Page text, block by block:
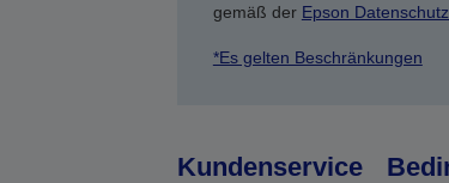
gemäß der Epson
*Es gelten Beschränkungen
Kundenservice